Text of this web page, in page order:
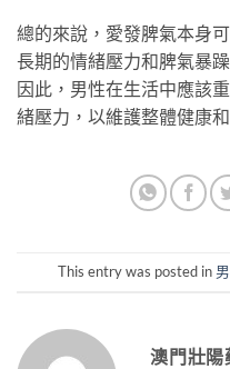
總的來說，愛發脾氣本身
長期的情緒壓力和脾氣暴
因此，男性在生活中應該
緒壓力，以維護整體健康
This entry was posted in
澳門壯陽